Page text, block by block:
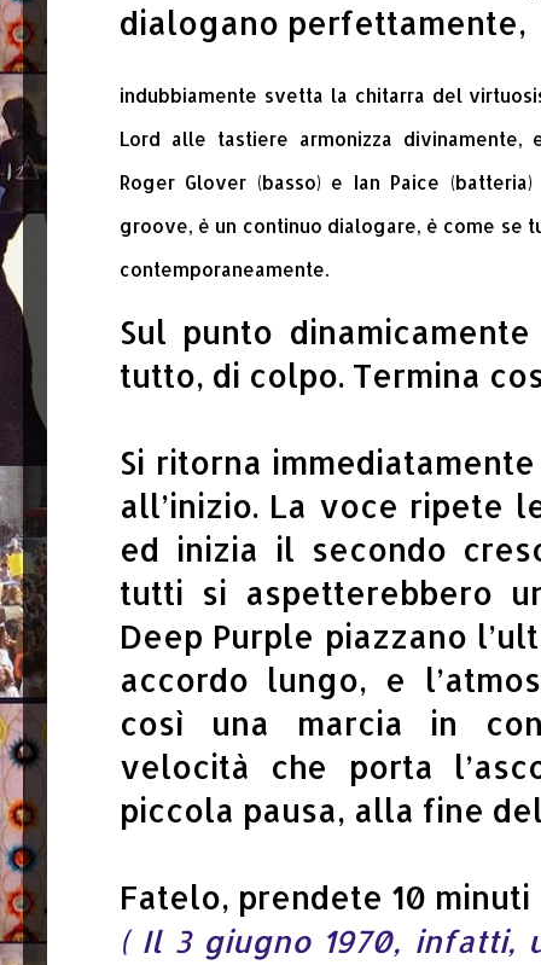
dialogano perfettamente,
indubbiamente svetta la chitarra del
Lord alle tastiere armonizza
Roger Glover (basso) e Ian Paice
groove, è un continuo dialogare, è come se
contemporaneamente.
Sul punto
tutto, di colpo. Termina
Si ritorna
all’inizio. La voce ripete
ed inizia il secondo
tutti si aspetterebbero
Deep Purple piazzano
accordo lungo, e
così una marcia in
velocità che porta
piccola pausa, alla fine
Fatelo, prendete 10
( Il 3 giugno 1970, infatti,